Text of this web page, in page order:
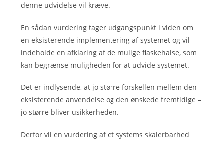
denne udvidelse vil kræve.
En sådan vurdering tager udgangspunkt i viden om
en eksisterende implementering af systemet og vil
indeholde en afklaring af de mulige flaskehalse, som
kan begrænse muligheden for at udvide systemet.
Det er indlysende, at jo større forskellen mellem den
eksisterende anvendelse og den ønskede fremtidige –
jo større bliver usikkerheden.
Derfor vil en vurdering af et systems skalerbarhed